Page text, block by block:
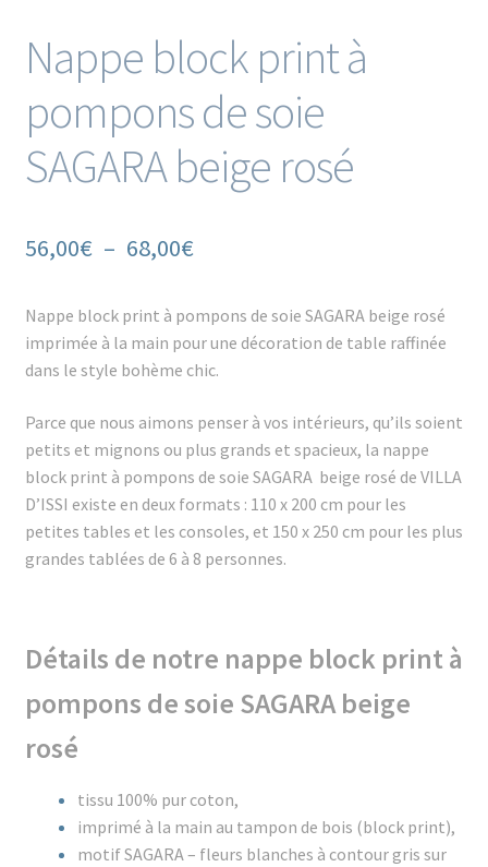
Nappe block print à
pompons de soie
SAGARA beige rosé
56,00€ – 68,00€Plage
prix :
56,00€
68,00€
Nappe block print à pompons de soie SAGARA beige rosé
imprimée à la main pour une décoration de table raffinée
dans le style bohème chic.
Parce que nous aimons penser à vos intérieurs, qu’ils soient
petits et mignons ou plus grands et spacieux, la nappe
block print à pompons de soie SAGARA beige rosé de VILLA
D’ISSI existe en deux formats : 110 x 200 cm pour les
petites tables et les consoles, et 150 x 250 cm pour les plus
grandes tablées de 6 à 8 personnes.
Détails de notre nappe block print à
pompons de soie SAGARA beige
rosé
tissu 100% pur coton,
imprimé à la main au tampon de bois (block print),
motif SAGARA – fleurs blanches à contour gris sur